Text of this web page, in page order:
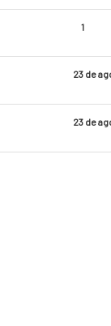
1
23 de
23 de